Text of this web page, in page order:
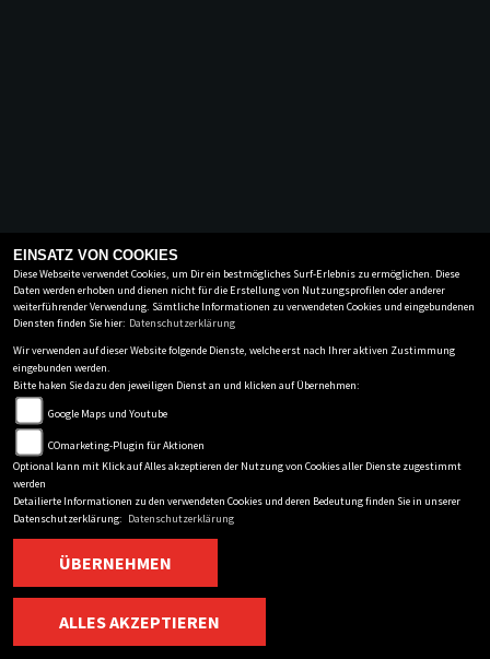
EINSATZ VON COOKIES
Diese Webseite verwendet Cookies, um Dir ein bestmögliches Surf-Erlebnis zu ermöglichen. Diese
Daten werden erhoben und dienen nicht für die Erstellung von Nutzungsprofilen oder anderer
weiterführender Verwendung. Sämtliche Informationen zu verwendeten Cookies und eingebundenen
Diensten finden Sie hier: Datenschutzerklärung
Wir verwenden auf dieser Website folgende Dienste, welche erst nach Ihrer aktiven Zustimmung
eingebunden werden.
Bitte haken Sie dazu den jeweiligen Dienst an und klicken auf Übernehmen:
Google Maps und Youtube
COmarketing-Plugin für Aktionen
Optional kann mit Klick auf Alles akzeptieren der Nutzung von Cookies aller Dienste zugestimmt
werden
Detailierte Informationen zu den verwendeten Cookies und deren Bedeutung finden Sie in unserer
Datenschutzerklärung: Datenschutzerklärung
ÜBERNEHMEN
ALLES AKZEPTIEREN